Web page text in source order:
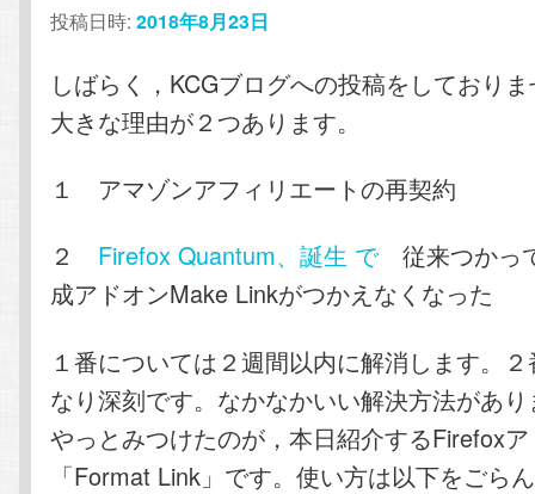
ツ
へ
投稿日時:2018年8月23日
しばらく，KCGブログへの投稿をしており
大きな理由が２つあります。
１ アマゾンアフィリエートの再契約
２ Firefox Quantum、誕生 で従来つかっ
成アドオンMake Linkがつかえなくなった
１番については２週間以内に解消します。
なり深刻です。なかなかいい解決方法があ
やっとみつけたのが，本日紹介するFirefox
「Format Link」です。使い方は以下をごら